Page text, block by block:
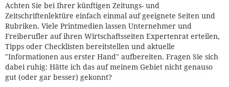
Achten Sie bei Ihrer künftigen Zeitungs- und
Zeitschriftenlektüre einfach einmal auf geeignete Seiten und
Rubriken. Viele Printmedien lassen Unternehmer und
Freiberufler auf ihren Wirtschaftsseiten Expertenrat erteilen,
Tipps oder Checklisten bereitstellen und aktuelle
"Informationen aus erster Hand" aufbereiten. Fragen Sie sich
dabei ruhig: Hätte ich das auf meinem Gebiet nicht genauso
gut (oder gar besser) gekonnt?